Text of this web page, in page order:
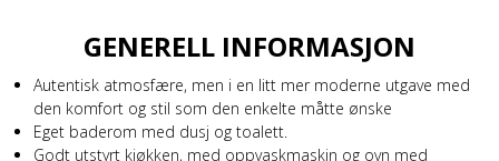
GENERELL INFORMASJON
Autentisk atmosfære, men i en litt mer moderne utgave med
den komfort og stil som den enkelte måtte ønske
Eget baderom med dusj og toalett.
Godt utstyrt kjøkken, med oppvaskmaskin og ovn med